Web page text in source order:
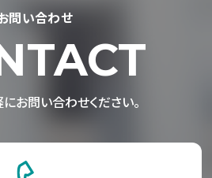
問い合わせ
お問い合わせください。